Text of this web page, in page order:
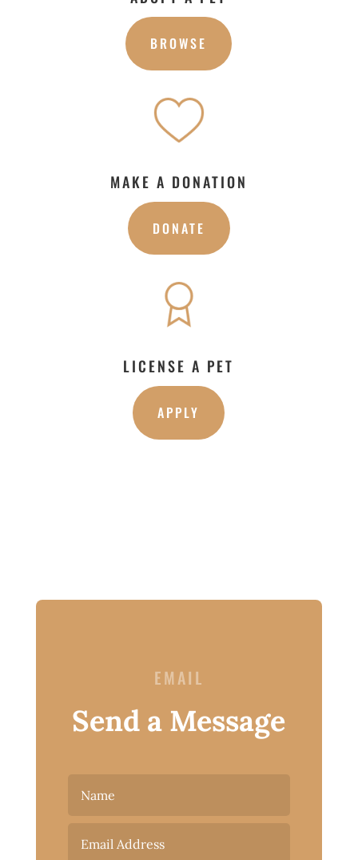
BROWSE
MAKE A DONATION
DONATE
LICENSE A PET
APPLY
EMAIL
Send a Message